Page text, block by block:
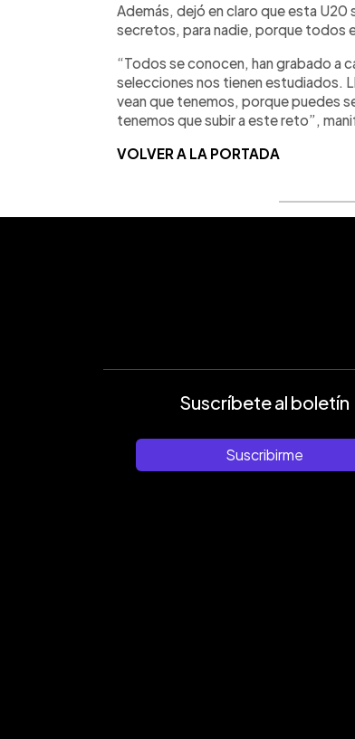
Además, dejó en claro que esta U20
secretos, para nadie, porque todos
“Todos se conocen, han grabado a
selecciones nos tienen estudiados.
vean que tenemos, porque puedes
tenemos que subir a este reto”,
VOLVER A LA PORTADA
Suscríbete al boletín
Suscribirme